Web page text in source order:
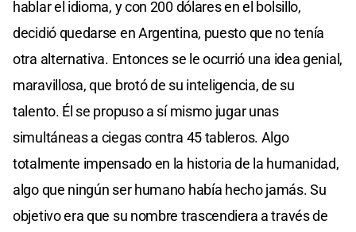
hablar el idioma, y con 200 dólares en el bolsillo,
decidió quedarse en Argentina, puesto que no tenía
otra alternativa. Entonces se le ocurrió una idea genial,
maravillosa, que brotó de su inteligencia, de su
talento. Él se propuso a sí mismo jugar unas
simultáneas a ciegas contra 45 tableros. Algo
totalmente impensado en la historia de la humanidad,
algo que ningún ser humano había hecho jamás. Su
objetivo era que su nombre trascendiera a través de